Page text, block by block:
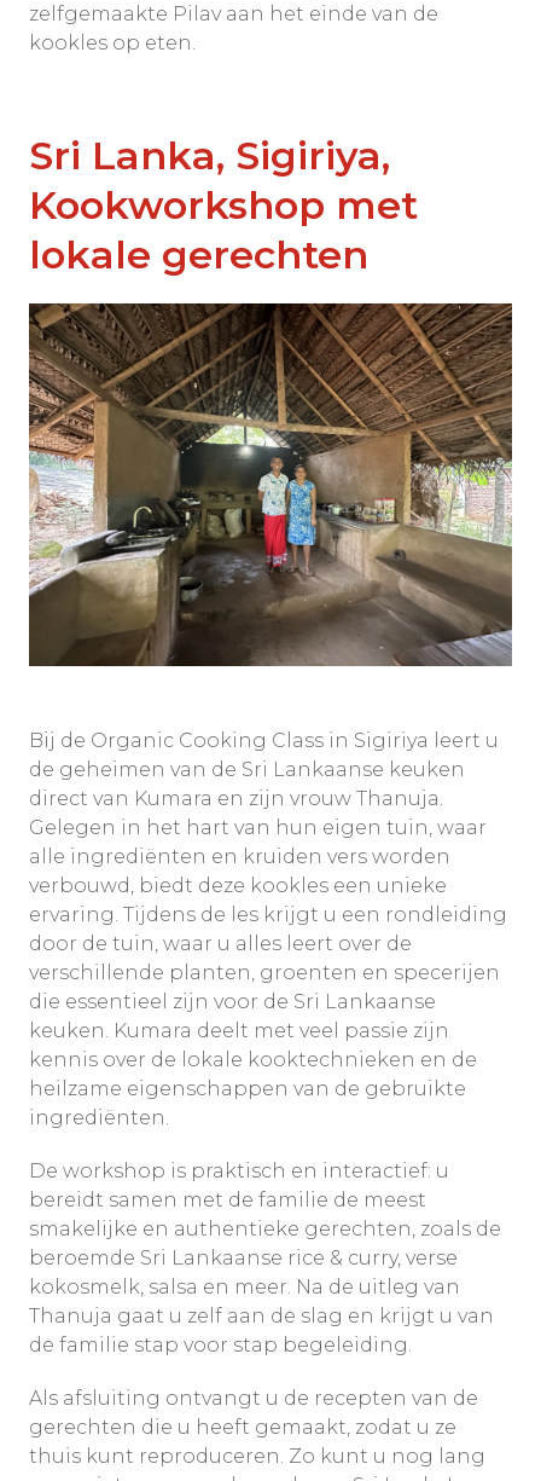
zelfgemaakte Pilav aan het einde van de
kookles op eten.
Sri Lanka, Sigiriya,
Kookworkshop met
lokale gerechten
Bij de Organic Cooking Class in Sigiriya leert u
de geheimen van de Sri Lankaanse keuken
direct van Kumara en zijn vrouw Thanuja.
Gelegen in het hart van hun eigen tuin, waar
alle ingrediënten en kruiden vers worden
verbouwd, biedt deze kookles een unieke
ervaring. Tijdens de les krijgt u een rondleiding
door de tuin, waar u alles leert over de
verschillende planten, groenten en specerijen
die essentieel zijn voor de Sri Lankaanse
keuken. Kumara deelt met veel passie zijn
kennis over de lokale kooktechnieken en de
heilzame eigenschappen van de gebruikte
ingrediënten.
De workshop is praktisch en interactief: u
bereidt samen met de familie de meest
smakelijke en authentieke gerechten, zoals de
beroemde Sri Lankaanse rice & curry, verse
kokosmelk, salsa en meer. Na de uitleg van
Thanuja gaat u zelf aan de slag en krijgt u van
de familie stap voor stap begeleiding.
Als afsluiting ontvangt u de recepten van de
gerechten die u heeft gemaakt, zodat u ze
thuis kunt reproduceren. Zo kunt u nog lang